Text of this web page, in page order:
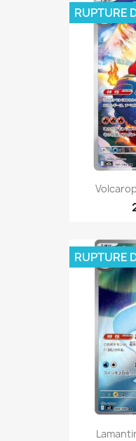
RUPTURE
RUPTURE